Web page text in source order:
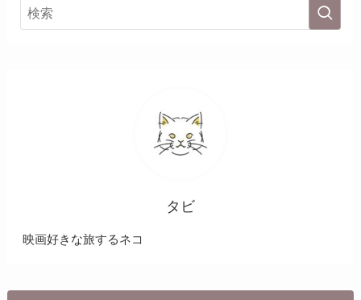
タビ
映画好きな旅するネコ